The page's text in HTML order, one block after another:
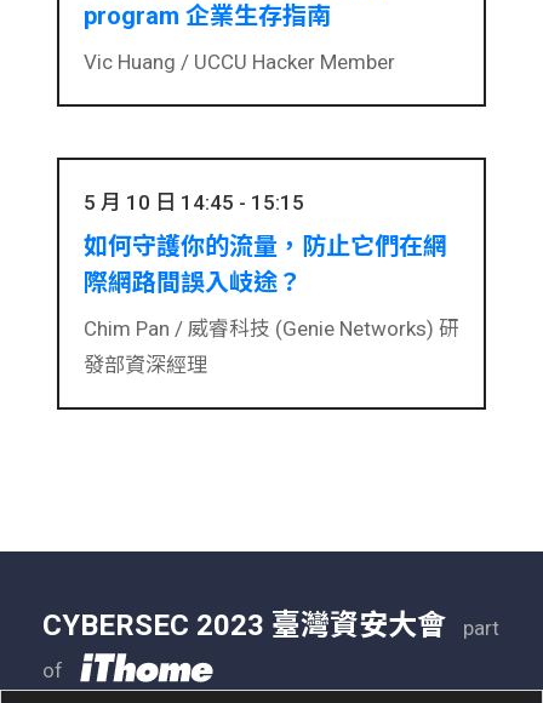
program 企業生存指南
Vic Huang / UCCU Hacker Member
5 月 10 日 14:45 - 15:15
如何守護你的流量，防止它們在網
際網路間誤入岐途？
Chim Pan / 威睿科技 (Genie Networks) 研
發部資深經理
CYBERSEC 2023 臺灣資安大會
part
of